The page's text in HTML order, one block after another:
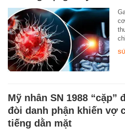
Mỹ nhân SN 1988 “cặp”
đòi danh phận khiến vợ
tiếng dằn mặt